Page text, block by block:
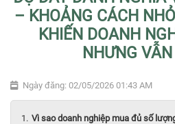
– KHOẢNG CÁCH
KHIẾN DOANH
NHƯNG
Ngày đăng: 02/05/2026 01:43 AM
Vì sao doanh nghiệp mua đủ số